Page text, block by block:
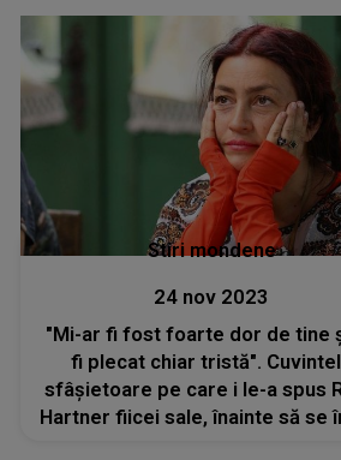
Stiri mondene
24 nov 2023
"Mi-ar fi fost foarte dor de tine
fi plecat chiar tristă".
sfâșietoare pe care i le-a spus
Hartner fiicei sale, înainte să se